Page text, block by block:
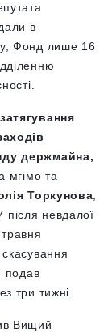
в
Фонд лише 16
держмайна,
мгімо та
Торкунова
невдалої
подав
три тижні.
Вищий